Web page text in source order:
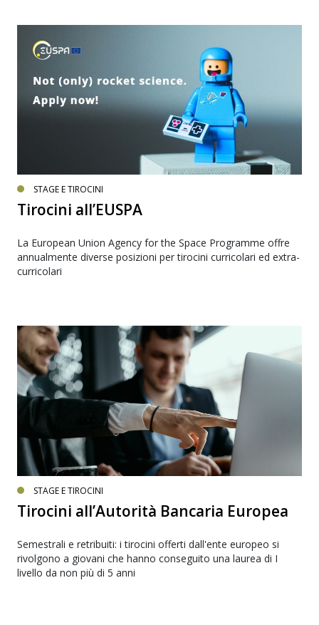
STAGE E TIROCINI
Tirocini all’EUSPA
La European Union Agency for the Space Programme offre
annualmente diverse posizioni per tirocini curricolari ed extra-
curricolari
STAGE E TIROCINI
Tirocini all’Autorità Bancaria Europea
Semestrali e retribuiti: i tirocini offerti dall'ente europeo si
rivolgono a giovani che hanno conseguito una laurea di I
livello da non più di 5 anni